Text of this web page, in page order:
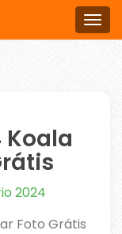
Menu
Koala
2024
Foto Grátis